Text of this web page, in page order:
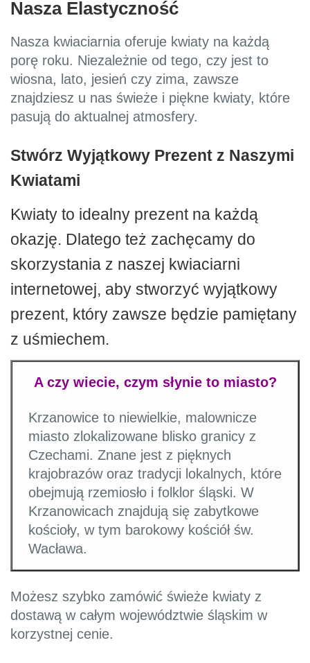
Nasza Elastyczność
Nasza kwiaciarnia oferuje kwiaty na każdą
porę roku. Niezależnie od tego, czy jest to
wiosna, lato, jesień czy zima, zawsze
znajdziesz u nas świeże i piękne kwiaty, które
pasują do aktualnej atmosfery.
Stwórz Wyjątkowy Prezent z Naszymi
Kwiatami
Kwiaty to idealny prezent na każdą
okazję. Dlatego też zachęcamy do
skorzystania z naszej kwiaciarni
internetowej, aby stworzyć wyjątkowy
prezent, który zawsze będzie pamiętany
z uśmiechem.
A czy wiecie, czym słynie to miasto?
Krzanowice to niewielkie, malownicze
miasto zlokalizowane blisko granicy z
Czechami. Znane jest z pięknych
krajobrazów oraz tradycji lokalnych, które
obejmują rzemiosło i folklor śląski. W
Krzanowicach znajdują się zabytkowe
kościoły, w tym barokowy kościół św.
Wacława.
Możesz szybko zamówić świeże kwiaty z
dostawą w całym województwie śląskim w
korzystnej cenie.